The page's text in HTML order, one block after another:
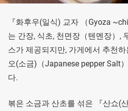
『화후우(일식) 교자 （Gyoza
는 간장, 식초, 천면장（텐멘장）,
스가 제공되지만, 가게에서 추천
오(소금)（Japanese pepper Salt
다.
볶은 소금과 산초를 섞은 『산쇼(